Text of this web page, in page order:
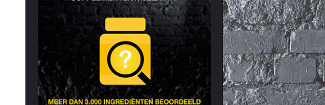
Citrus Aurantium
Tribulus Terrestris
Vitaminen en
mineralen
Weight Gainers
Nieuws archief